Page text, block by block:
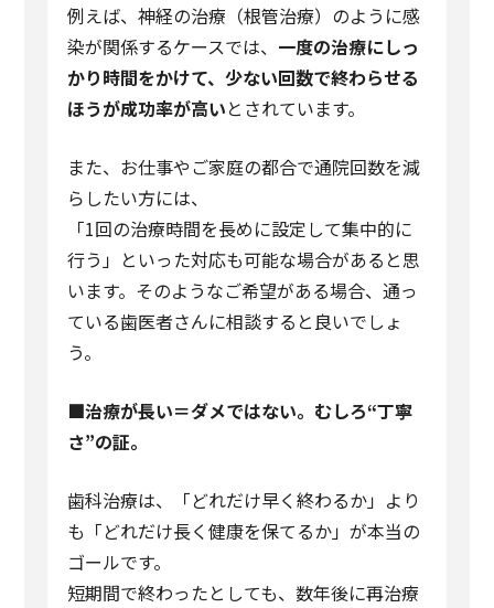
例えば、神経の治療（根管治療）のように感
染が関係するケースでは、 一度の治療にしっ
かり時間をかけて、少ない回数で終わらせる
ほうが成功率が高いとされています。
また、お仕事やご家庭の都合で通院回数を減
らしたい方には、
「1回の治療時間を長めに設定して集中的に
行う」といった対応も可能な場合があると思
います。そのようなご希望がある場合、通っ
ている歯医者さんに相談すると良いでしょ
う。
■治療が長い＝ダメではない。むしろ“丁寧
さ”の証。
歯科治療は、「どれだけ早く終わるか」より
も「どれだけ長く健康を保てるか」が本当の
ゴールです。
短期間で終わったとしても、数年後に再治療